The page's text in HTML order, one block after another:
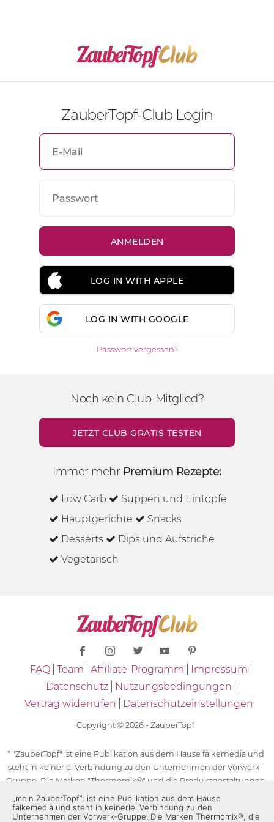
ZauberTopf-Club Login
LOG IN WITH APPLE
LOG IN WITH GOOGLE
Passwort vergessen?
Noch kein Club-Mitglied?
JETZT CLUB GRATIS TESTEN
Immer mehr Premium Rezepte:
Low Carb
Suppen und Eintöpfe
Hauptgerichte
Snacks
Desserts
Dips und Aufstriche
Vegetarisch
FAQ Team Affiliate-Programm
Impressum
Datenschutz
Nutzungsbedingungen
Vertrag widerrufen
Datenschutzeinstellungen
Copyright © 2026 - ZauberTopf
* "ZauberTopf" ist eine Publikation aus dem Hause falkemedia und
steht in keinerlei Verbindung zu den Unternehmen der Vorwerk-
Gruppe. Die Marken "Thermomix®" und die Produktgestaltungen
des "Thermomix®" sind eingetragene Marken der Unternehmen
der Vorwerk-Gruppe. Die Marken Thermomix®, die Zeichen TM5®,
„mein ZauberTopf”; ist eine Publikation aus dem Hause
falkemedia und steht in keinerlei Verbindung zu den
Unternehmen der Vorwerk-Gruppe. Die Marken Thermomix®, die